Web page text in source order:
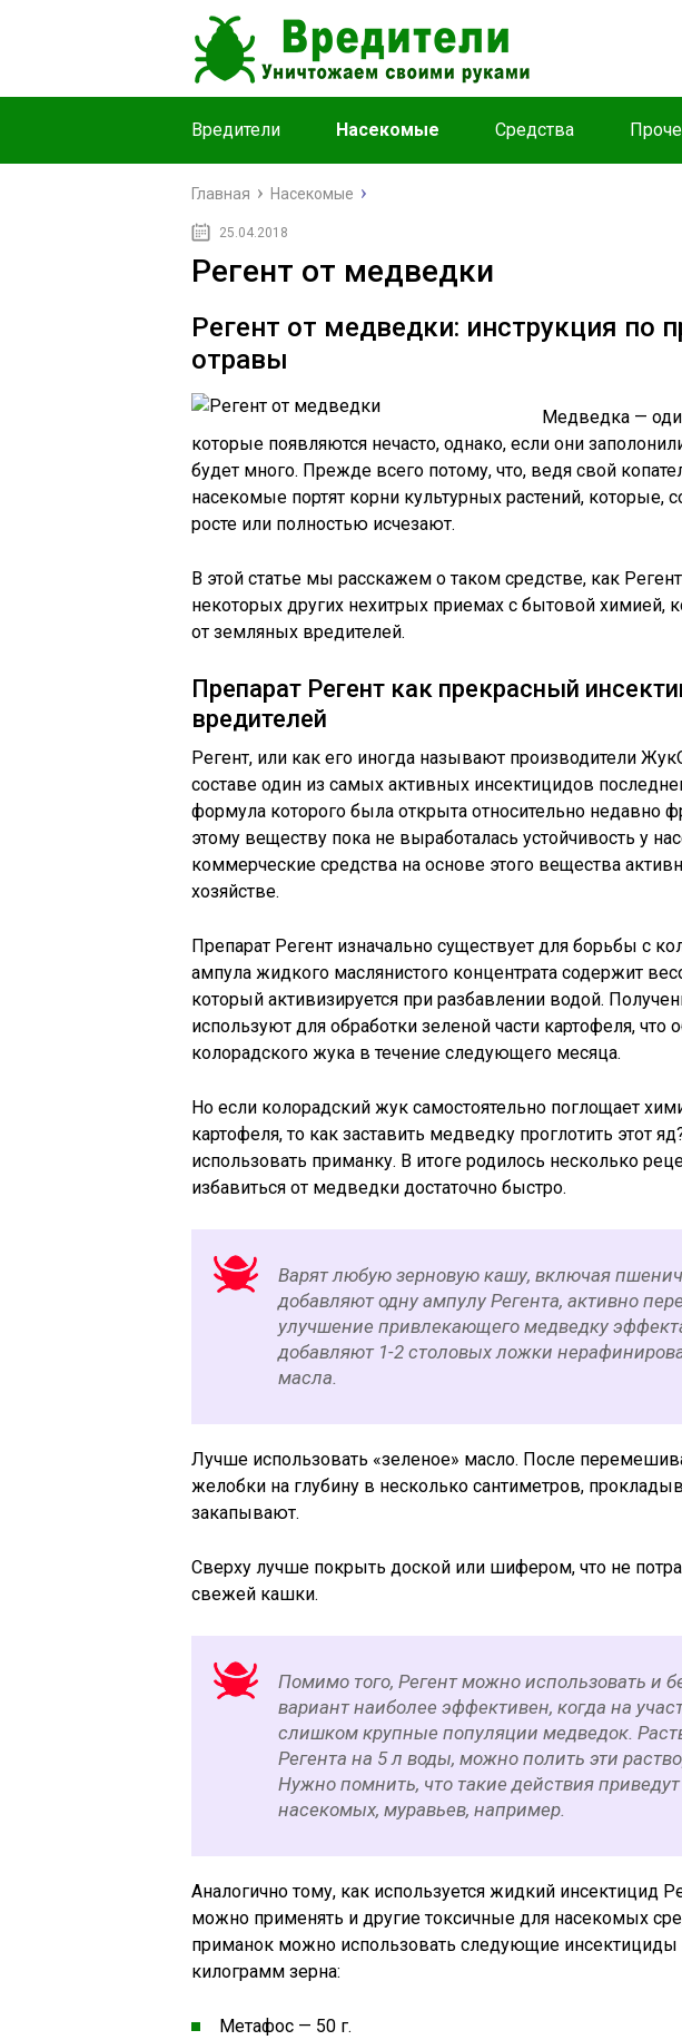
Вредители Насекомые Средства
Главная Насекомые
25.04.2018
Регент от медведки
Регент от медведки: инструкция по
отравы
Медведка —
которые появляются нечасто, однако, если они
будет много. Прежде всего потому, что, ведя свой
насекомые портят корни культурных растений, которые,
росте или полностью исчезают.
В этой статье мы расскажем о таком средстве, как
некоторых других нехитрых приемах с бытовой химией,
от земляных вредителей.
Препарат Регент как прекрасный
вредителей
Регент, или как его иногда называют производители
составе один из самых активных инсектицидов
формула которого была открыта относительно недавно
этому веществу пока не выработалась устойчивость у
коммерческие средства на основе этого вещества
хозяйстве.
Препарат Регент изначально существует для борьбы с
ампула жидкого маслянистого концентрата содержит
который активизируется при разбавлении водой.
используют для обработки зеленой части картофеля, что
колорадского жука в течение следующего месяца.
Но если колорадский жук самостоятельно поглощает
картофеля, то как заставить медведку проглотить этот
использовать приманку. В итоге родилось несколько
избавиться от медведки достаточно быстро.
Варят любую зерновую кашу, включая
добавляют одну ампулу Регента, активно
улучшение привлекающего медведку
добавляют 1-2 столовых ложки
масла.
Лучше использовать «зеленое» масло. После
желобки на глубину в несколько сантиметров,
закапывают.
Сверху лучше покрыть доской или шифером, что не
свежей кашки.
Помимо того, Регент можно использовать и
вариант наиболее эффективен, когда на
слишком крупные популяции медведок.
Регента на 5 л воды, можно полить эти
Нужно помнить, что такие действия приведут
насекомых, муравьев, например.
Аналогично тому, как используется жидкий инсектицид
можно применять и другие токсичные для насекомых
приманок можно использовать следующие инсектициды
килограмм зерна:
Метафос — 50 г.